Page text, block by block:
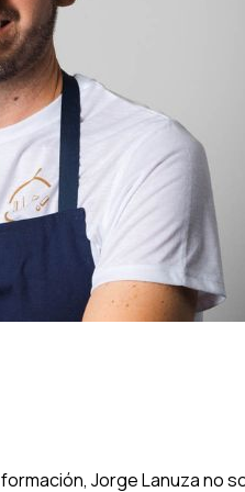
Jorge Lanuza no